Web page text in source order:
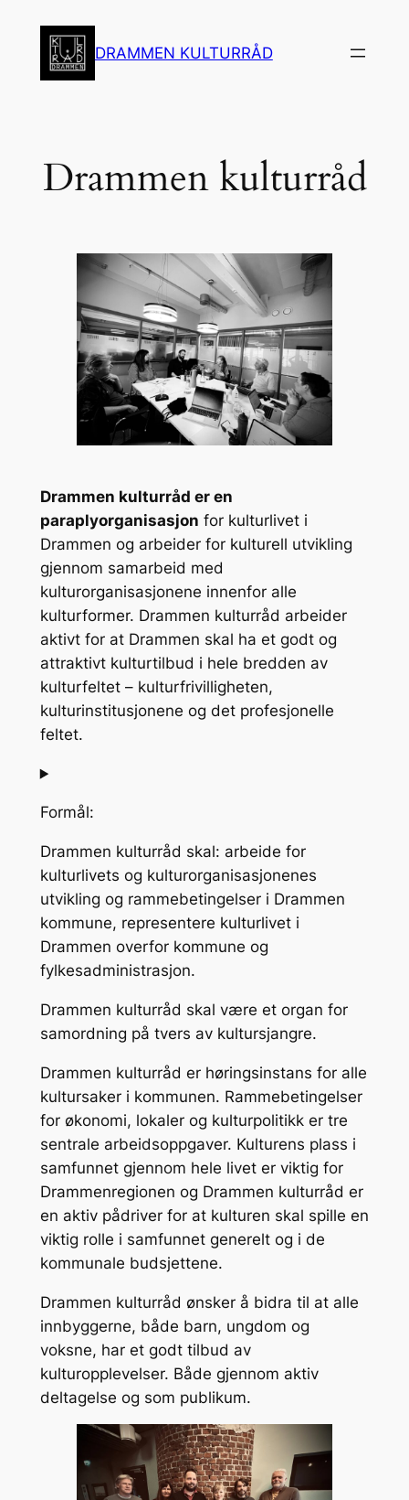
innhold
DRAMMEN KULTURRÅD
Drammen kulturråd
Drammen kulturråd er en
paraplyorganisasjon for kulturlivet i
Drammen og arbeider for kulturell utvikling
gjennom samarbeid med
kulturorganisasjonene innenfor alle
kulturformer. Drammen kulturråd arbeider
aktivt for at Drammen skal ha et godt og
attraktivt kulturtilbud i hele bredden av
kulturfeltet – kulturfrivilligheten,
kulturinstitusjonene og det profesjonelle
feltet.
Formål:
Drammen kulturråd skal: arbeide for
kulturlivets og kulturorganisasjonenes
utvikling og rammebetingelser i Drammen
kommune, representere kulturlivet i
Drammen overfor kommune og
fylkesadministrasjon.
Drammen kulturråd skal være et organ for
samordning på tvers av kultursjangre.
Drammen kulturråd er høringsinstans for alle
kultursaker i kommunen. Rammebetingelser
for økonomi, lokaler og kulturpolitikk er tre
sentrale arbeidsoppgaver. Kulturens plass i
samfunnet gjennom hele livet er viktig for
Drammenregionen og Drammen kulturråd er
en aktiv pådriver for at kulturen skal spille en
viktig rolle i samfunnet generelt og i de
kommunale budsjettene.
Drammen kulturråd ønsker å bidra til at alle
innbyggerne, både barn, ungdom og
voksne, har et godt tilbud av
kulturopplevelser. Både gjennom aktiv
deltagelse og som publikum.